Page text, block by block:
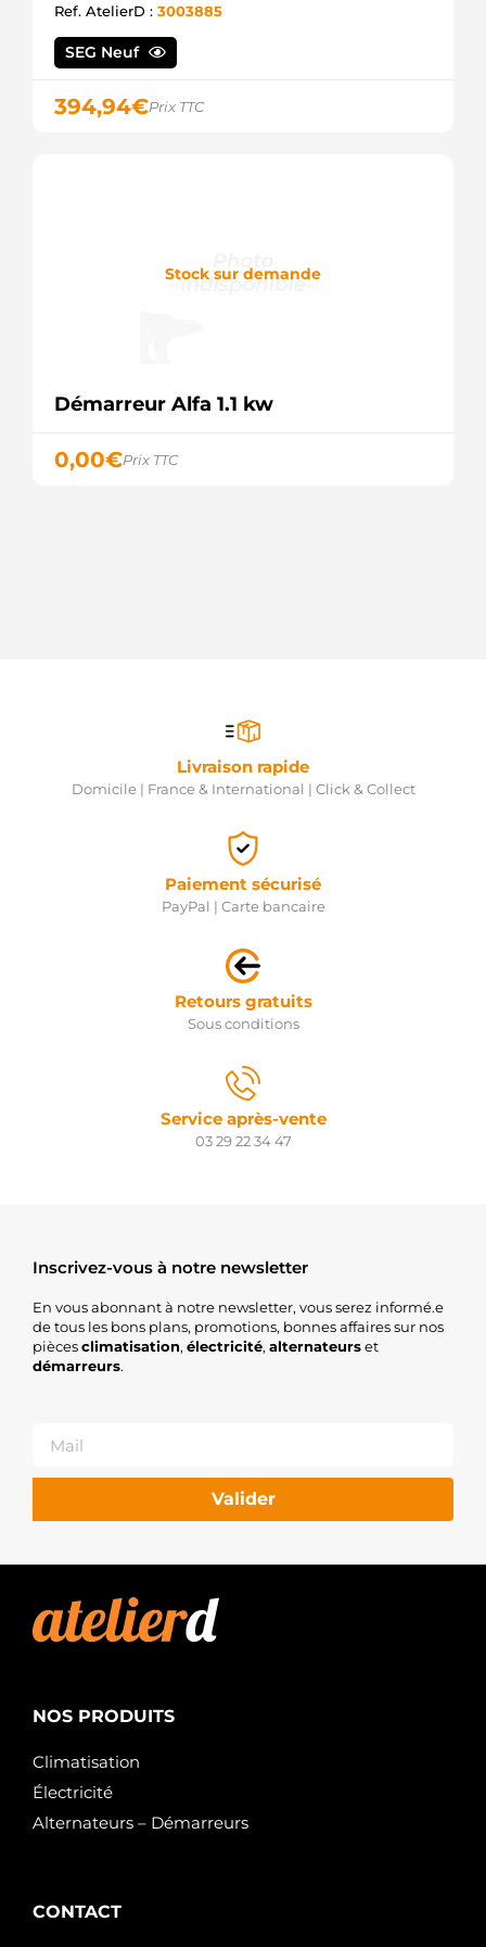
Ref. AtelierD : 3003885
SEG Neuf
394,94€Prix TTC
Stock sur demande
Démarreur Alfa 1.1 kw
0,00€Prix TTC
Livraison rapide
Domicile | France & International | Click & Collect
Paiement sécurisé
PayPal | Carte bancaire
Retours gratuits
Sous conditions
Service après-vente
03 29 22 34 47
Inscrivez-vous à notre newsletter
En vous abonnant à notre newsletter, vous serez informé.e
de tous les bons plans, promotions, bonnes affaires sur nos
piècesclimatisation, électricité, alternateurset
démarreurs.
Valider
NOS PRODUITS
Climatisation
Électricité
Alternateurs – Démarreurs
CONTACT